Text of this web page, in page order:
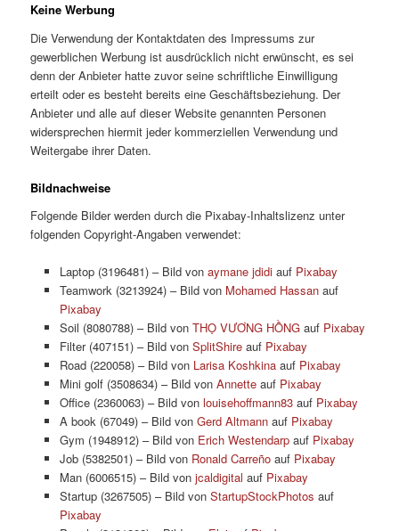
Keine Werbung
Die Verwendung der Kontaktdaten des Impressums zur
gewerblichen Werbung ist ausdrücklich nicht erwünscht, es sei
denn der Anbieter hatte zuvor seine schriftliche Einwilligung
erteilt oder es besteht bereits eine Geschäftsbeziehung. Der
Anbieter und alle auf dieser Website genannten Personen
widersprechen hiermit jeder kommerziellen Verwendung und
Weitergabe ihrer Daten.
Bildnachweise
Folgende Bilder werden durch die Pixabay-Inhaltslizenz unter
folgenden Copyright-Angaben verwendet:
Laptop (3196481) – Bild von aymane jdidiauf Pixabay
Teamwork (3213924) – Bild von Mohamed Hassanauf
Pixabay
Soil (8080788) – Bild von THỌ VƯƠNG HỒNGauf Pixabay
Filter (407151) – Bild von SplitShireauf Pixabay
Road (220058) – Bild von Larisa Koshkinaauf Pixabay
Mini golf (3508634) – Bild von Annetteauf Pixabay
Office (2360063) – Bild von louisehoffmann83auf Pixabay
A book (67049) – Bild von Gerd Altmannauf Pixabay
Gym (1948912) – Bild von Erich Westendarpauf Pixabay
Job (5382501) – Bild von Ronald Carreñoauf Pixabay
Man (6006515) – Bild von jcaldigital auf Pixabay
Startup (3267505) – Bild von StartupStockPhotos auf
Pixabay